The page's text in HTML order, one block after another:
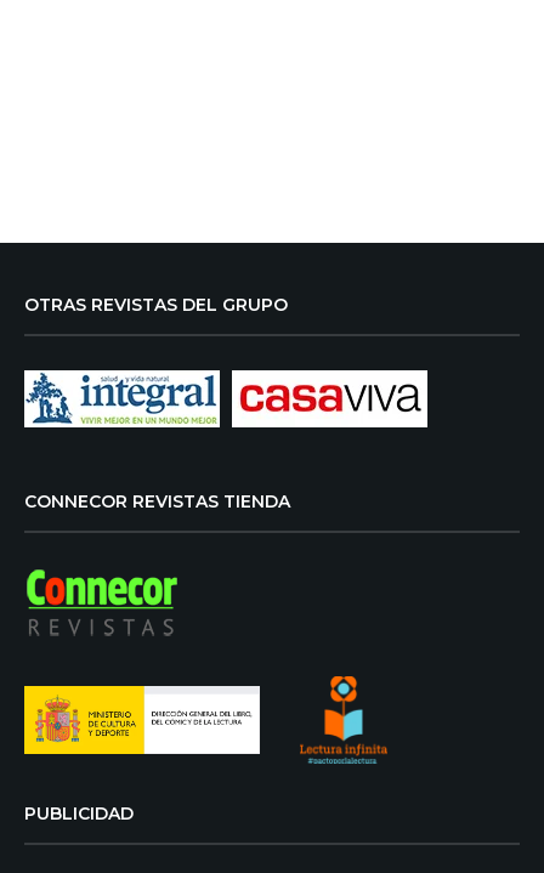
OTRAS REVISTAS DEL GRUPO
CONNECOR REVISTAS TIENDA
PUBLICIDAD